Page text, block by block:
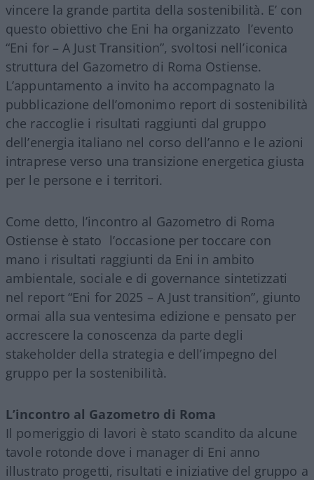
vincere la grande partita della sostenibilità. E’ con
questo obiettivo che Eni ha organizzato l’evento
“Eni for – A Just Transition”, svoltosi nell’iconica
struttura del Gazometro di Roma Ostiense.
L’appuntamento a invito ha accompagnato la
pubblicazione dell’omonimo report di sostenibilità
che raccoglie i risultati raggiunti dal gruppo
dell’energia italiano nel corso dell’anno e le azioni
intraprese verso una transizione energetica giusta
per le persone e i territori.
Come detto, l’incontro al Gazometro di Roma
Ostiense è stato l’occasione per toccare con
mano i risultati raggiunti da Eni in ambito
ambientale, sociale e di governance sintetizzati
nel report “Eni for 2025 – A Just transition”, giunto
ormai alla sua ventesima edizione e pensato per
accrescere la conoscenza da parte degli
stakeholder della strategia e dell’impegno del
gruppo per la sostenibilità.
L’incontro al Gazometro di Roma
Il pomeriggio di lavori è stato scandito da alcune
tavole rotonde dove i manager di Eni anno
illustrato progetti, risultati e iniziative del gruppo a